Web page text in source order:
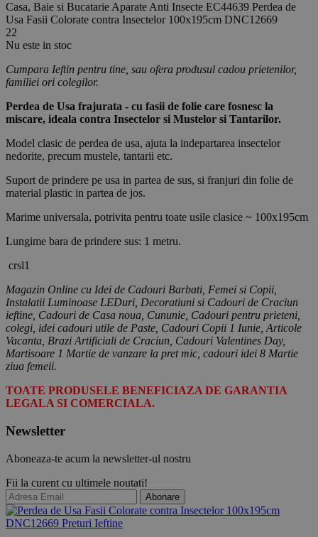
Casa, Baie si Bucatarie Aparate Anti Insecte EC44639 Perdea de
Usa Fasii Colorate contra Insectelor 100x195cm DNC12669
22
Nu este in stoc
Cumpara Ieftin pentru tine, sau ofera produsul cadou prietenilor,
familiei ori colegilor.
Perdea de Usa frajurata - cu fasii de folie care fosnesc la
miscare, ideala contra Insectelor si Mustelor si Tantarilor.
Model clasic de perdea de usa, ajuta la indepartarea insectelor
nedorite, precum mustele, tantarii etc.
Suport de prindere pe usa in partea de sus, si franjuri din folie de
material plastic in partea de jos.
Marime universala, potrivita pentru toate usile clasice ~ 100x195cm
Lungime bara de prindere sus: 1 metru.
crsl1
Magazin Online cu Idei de Cadouri Barbati, Femei si Copii,
Instalatii Luminoase LEDuri, Decoratiuni si Cadouri de Craciun
ieftine, Cadouri de Casa noua, Cununie, Cadouri pentru prieteni,
colegi, idei cadouri utile de Paste, Cadouri Copii 1 Iunie, Articole
Vacanta, Brazi Artificiali de Craciun, Cadouri Valentines Day,
Martisoare 1 Martie de vanzare la pret mic, cadouri idei 8 Martie
ziua femeii.
TOATE PRODUSELE BENEFICIAZA DE GARANTIA
LEGALA SI COMERCIALA.
Newsletter
Aboneaza-te acum la newsletter-ul nostru
Fii la curent cu ultimele noutati!
Abonare